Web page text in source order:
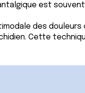
est
des
Cette